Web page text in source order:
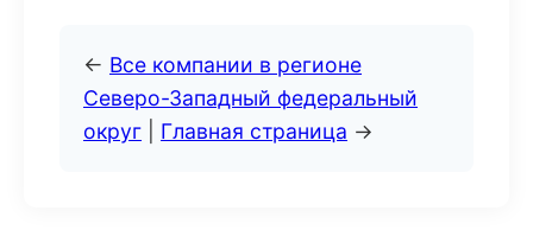
← Все компании в регионе
Северо-Западный федеральный
округ
Главная страница →